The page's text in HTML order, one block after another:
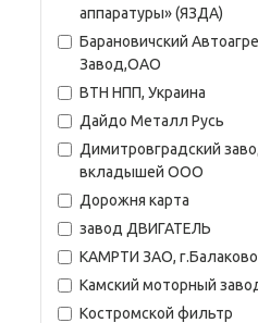
аппаратуры» (ЯЗДА)
Барановичский
Завод,ОАО
ВТН НПП, Украина
Дайдо Металл Русь
Димитровградский
вкладышей ООО
Дорожня карта
завод ДВИГАТЕЛЬ
КАМРТИ ЗАО, г.Балаково
Камский моторный
Костромской фильтр